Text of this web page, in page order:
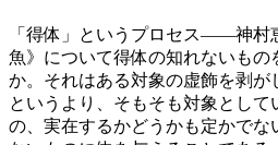
「得体」というプロセス――神村
魚》について得体の知れないもの
か。それはある対象の虚飾を剥が
というより、そもそも対象として
の、実在するかどうかも定かでな